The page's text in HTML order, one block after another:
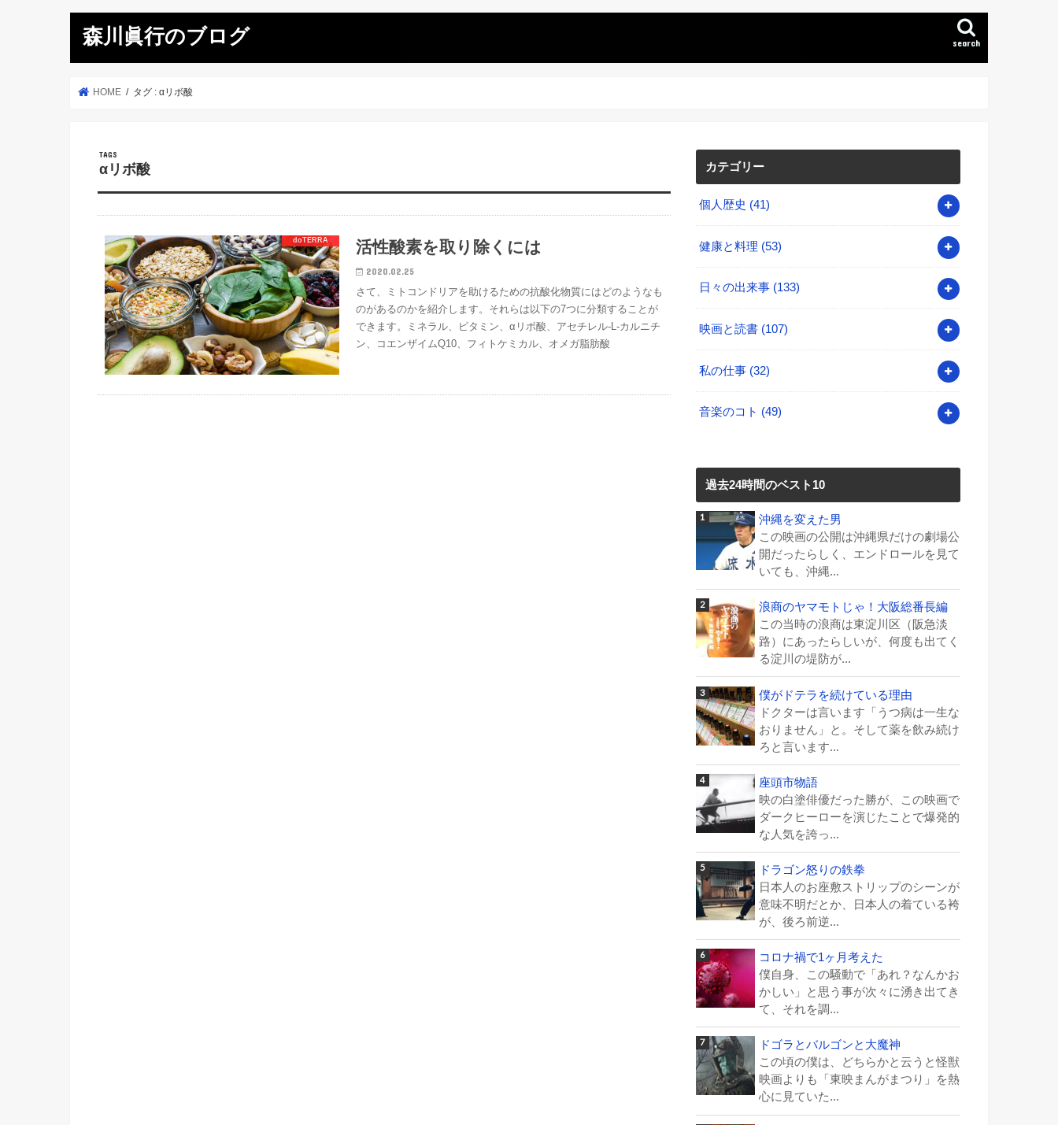
森川眞行のブログ search
HOME タグ : αリボ酸
αリボ酸
doTERRA 活性酸素を取り除くには
2020.02.25
さて、ミトコンドリアを助けるための抗酸化物質にはどのようなも
のがあるのかを紹介します。それらは以下の7つに分類することが
できます。ミネラル、ビタミン、αリボ酸、アセチレル-L-カルニチ
ン、コエンザイムQ10、フィトケミカル、オメガ脂肪酸
カテゴリー
個人歴史 (41)
健康と料理 (53)
日々の出来事 (133)
映画と読書 (107)
私の仕事 (32)
音楽のコト (49)
過去24時間のベスト10
沖縄を変えた男
この映画の公開は沖縄県だけの劇場公
開だったらしく、エンドロールを見て
いても、沖縄...
浪商のヤマモトじゃ！大阪総番長編
この当時の浪商は東淀川区（阪急淡
路）にあったらしいが、何度も出てく
る淀川の堤防が...
僕がドテラを続けている理由
ドクターは言います「うつ病は一生な
おりません」と。そして薬を飲み続け
ろと言います...
座頭市物語
映の白塗俳優だった勝が、この映画で
ダークヒーローを演じたことで爆発的
な人気を誇っ...
ドラゴン怒りの鉄拳
日本人のお座敷ストリップのシーンが
意味不明だとか、日本人の着ている袴
が、後ろ前逆...
コロナ禍で1ヶ月考えた
僕自身、この騒動で「あれ？なんかお
かしい」と思う事が次々に湧き出てき
て、それを調...
ドゴラとバルゴンと大魔神
この頃の僕は、どちらかと云うと怪獣
映画よりも「東映まんがまつり」を熱
心に見ていた...